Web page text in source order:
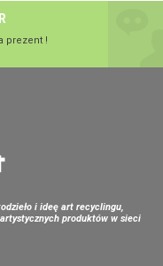
prezent !
i ideę art recyclingu,
produktów w sieci